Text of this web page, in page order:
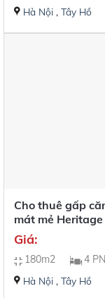
Hà Nội, Tây Hồ
Cho thuê gấp
mát mẻ
Giá:
180m2 4 PN
Hà Nội, Tây Hồ